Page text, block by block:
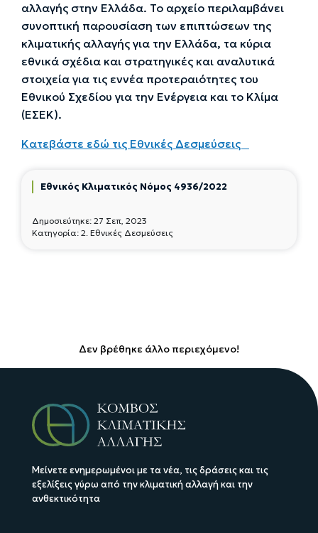
αλλαγής στην Ελλάδα. Το αρχείο περιλαμβάνει
συνοπτική παρουσίαση των επιπτώσεων της
κλιματικής αλλαγής για την Ελλάδα, τα κύρια
εθνικά σχέδια και στρατηγικές και αναλυτικά
στοιχεία για τις εννέα προτεραιότητες του
Εθνικού Σχεδίου για την Ενέργεια και το Κλίμα
(ΕΣΕΚ).
Κατεβάστε εδώ τις Εθνικές Δεσμεύσεις
Εθνικός Κλιματικός Νόμος 4936/2022
Δημοσιεύτηκε: 27 Σεπ, 2023
Κατηγορία: 2. Εθνικές Δεσμεύσεις
Δεν βρέθηκε άλλο περιεχόμενο!
Μείνετε ενημερωμένοι με τα νέα, τις δράσεις και τις
εξελίξεις γύρω από την κλιματική αλλαγή και την
ανθεκτικότητα